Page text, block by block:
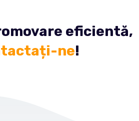
eficientă,
ne!